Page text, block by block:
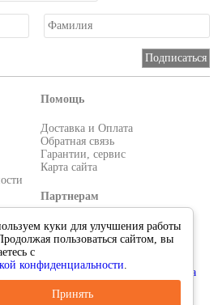
Помощь
Доставка и Оплата
Обратная связь
Гарантии, сервис
Карта сайта
Партнерам
Условия работы
Реквизиты
куки для улучшения работы
пользоваться сайтом, вы
с
конфиденциальности.
Принять